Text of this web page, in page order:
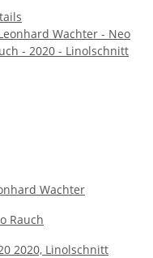
Wachter
Rauch
2020, Linolschnitt